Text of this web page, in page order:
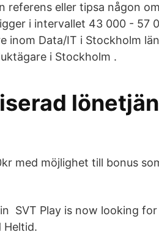
referens eller tipsa någon
i intervallet 43 000 - 57
inom Data/IT i Stockholm
i Stockholm .
med möjlighet till bonus
SVT Play is now looking for
Heltid.